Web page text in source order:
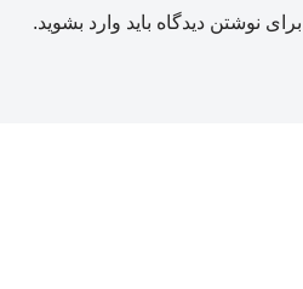
برای نوشتن دیدگاه باید وارد بشوید.